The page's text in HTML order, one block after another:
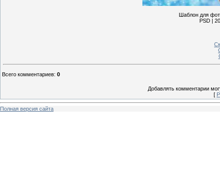
Шаблон для
PSD |
Всего комментариев: 0
Добавлять комментарии
[
Полная версия сайта